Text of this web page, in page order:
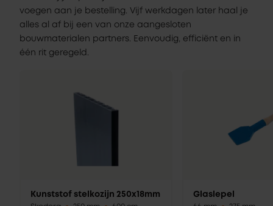
voegen aan je bestelling. Vijf werkdagen later haal je
alles al af bij een van onze aangesloten
bouwmaterialen partners. Eenvoudig, efficiënt en in
één rit geregeld.
Kunststof stelkozijn 250x18mm Glaslepel